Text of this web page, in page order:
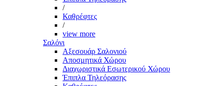
/
Καθρέφτες
/
view more
Σαλόνι
Αξεσουάρ Σαλονιού
Αποσμητικά Χώρου
Διαχωριστικά Εσωτερικού Χώρου
Έπιπλα Τηλεόρασης